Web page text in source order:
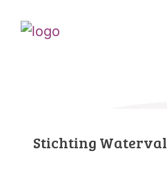
Stichting Waterval